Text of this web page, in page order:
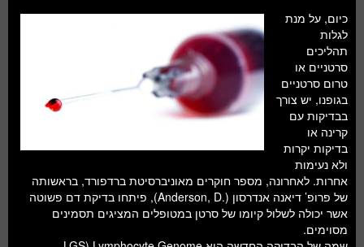
חלל ומדעי כדור הארץ
עתידנות
סקירות ספרים
טעימות מדע
כיום, על מנת
לגלות
תהליכים
סרטניים או
טרום סרטניים
בגופנו, יש צורך
בבדיקות עם
קרינה או
בדיקות יקרות
ולא נעימות
אחרות. לאחרונה, מספר חוקרים מאוניברסיטת ברדפורד, בראשותה
של פרופ’ דיאנה אנדרסון (.Anderson, D), פיתחו בדיקת דם פשוטה
אשר יכולה לשלול קיומו של סרטן במטופלים המציגים תסמינים
מסוימים.